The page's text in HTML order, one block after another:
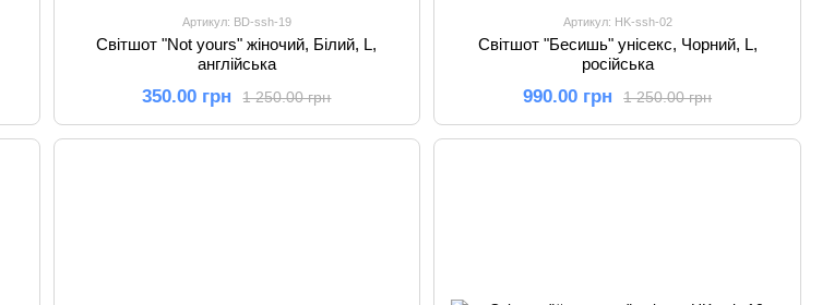
Артикул: BD-ssh-19
Світшот "Not yours" жіночий, Білий, L,
англійська
1 250.00 грн
350.00 грн
Артикул: HK-ssh-02
Світшот "Бесишь" унісекс, Чорний, L,
російська
1 250.00 грн
990.00 грн